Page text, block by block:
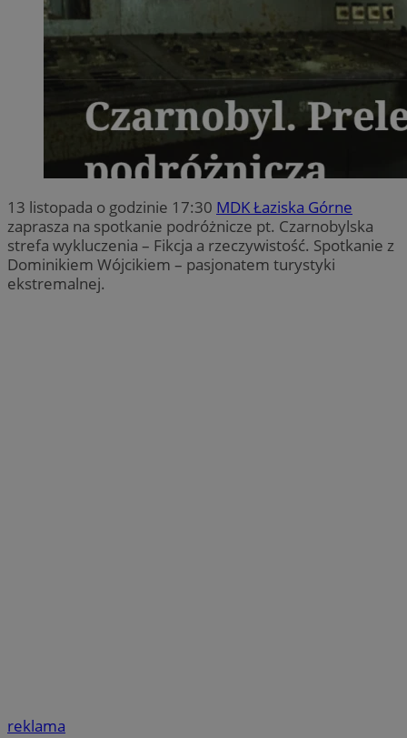
13 listopada o godzinie 17:30 MDK Łaziska Górne
zaprasza na spotkanie podróżnicze pt. Czarnobylska
strefa wykluczenia – Fikcja a rzeczywistość. Spotkanie z
Dominikiem Wójcikiem – pasjonatem turystyki
ekstremalnej.
reklama